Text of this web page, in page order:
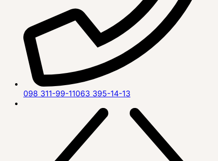
098 311-99-11063 395-14-13